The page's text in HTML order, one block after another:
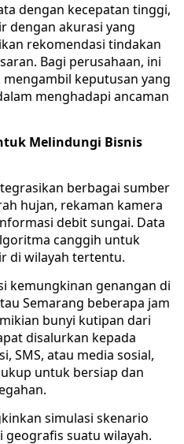
dengan kecepatan tinggi,
dengan akurasi yang
rekomendasi tindakan
Bagi perusahaan, ini
keputusan yang
menghadapi ancaman
Melindungi Bisnis
berbagai sumber
hujan, rekaman kamera
debit sungai. Data
canggih untuk
di wilayah tertentu.
kemungkinan genangan di
Semarang beberapa jam
bunyi kutipan dari
disalurkan kepada
SMS, atau media sosial,
untuk bersiap dan
simulasi skenario
suatu wilayah.